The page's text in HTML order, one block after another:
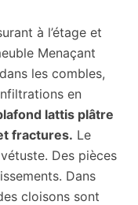
à l’étage et
Menaçant
les combles,
en
lattis plâtre
fractures. Le
Des pièces
Dans
cloisons sont